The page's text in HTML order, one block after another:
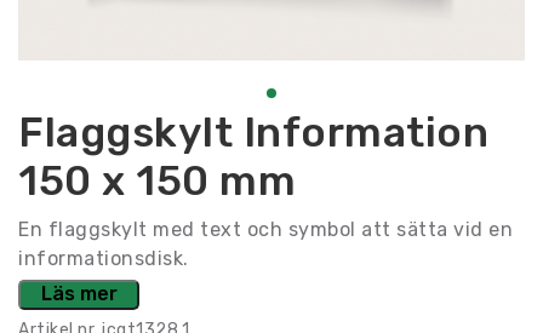
Flaggskylt Information
150 x 150 mm
En flaggskylt med text och symbol att sätta vid en
informationsdisk.
Läs mer